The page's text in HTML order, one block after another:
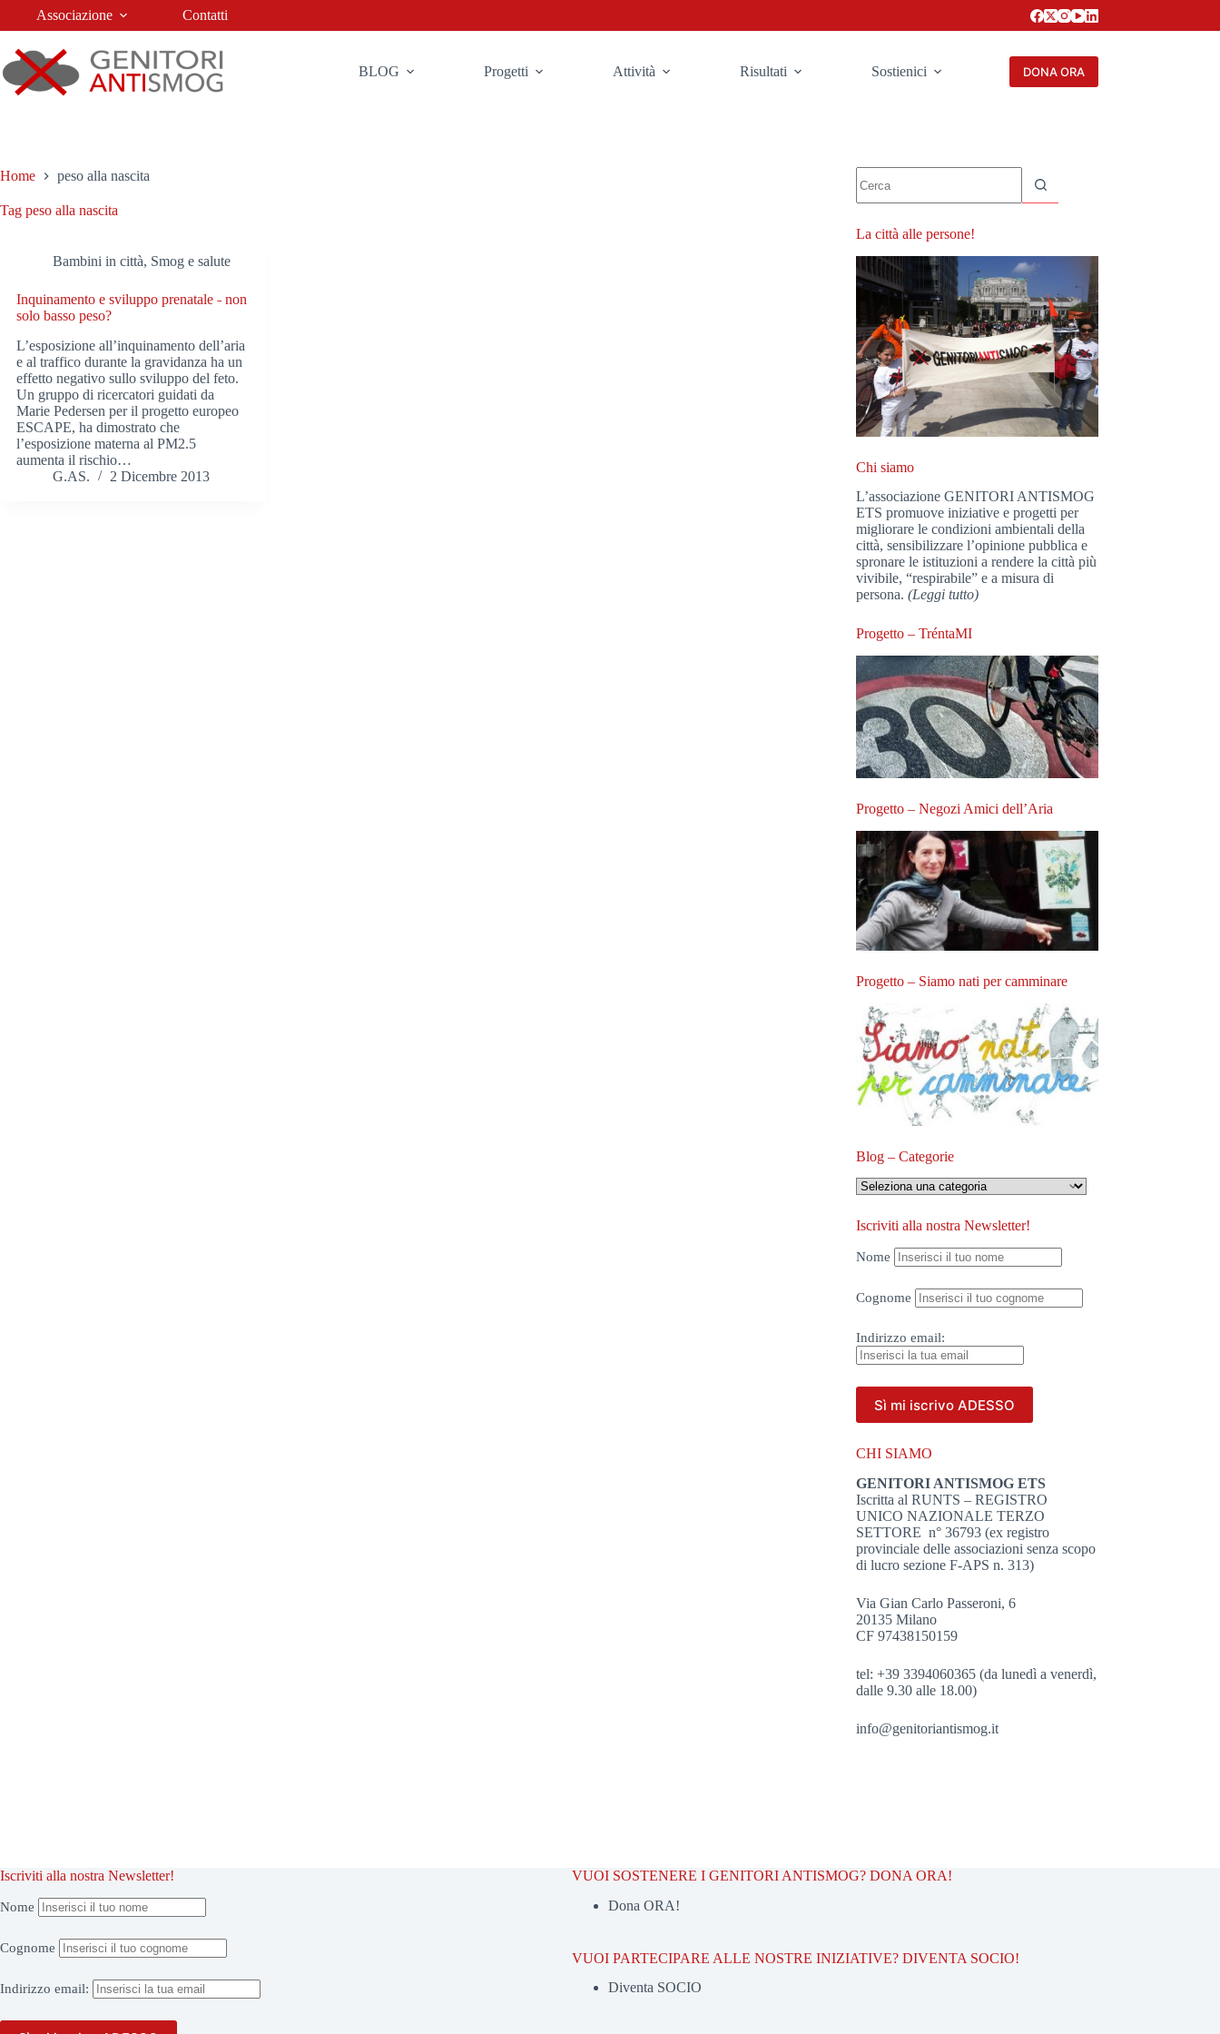
Associazione Contatti
BLOG Progetti Attività Risultati Sostienici DONA ORA
Home peso alla nascita
Tag peso alla nascita
Bambini in città, Smog e salute
Inquinamento e sviluppo prenatale ˗ non
solo basso peso?
L’esposizione all’inquinamento dell’aria
e al traffico durante la gravidanza ha un
effetto negativo sullo sviluppo del feto.
Un gruppo di ricercatori guidati da
Marie Pedersen per il progetto europeo
ESCAPE, ha dimostrato che
l’esposizione materna al PM2.5
aumenta il rischio…
G.AS.
2 Dicembre 2013
risultato
La città alle persone!
Chi siamo
L’associazione GENITORI ANTISMOG
ETS promuove iniziative e progetti per
migliorare le condizioni ambientali della
città, sensibilizzare l’opinione pubblica e
spronare le istituzioni a rendere la città più
vivibile, “respirabile” e a misura di
persona.(Leggi tutto)
Progetto – TréntaMI
Progetto – Negozi Amici dell’Aria
Progetto – Siamo nati per camminare
Blog – Categorie
Blog
–
Iscriviti alla nostra Newsletter!
Nome
Cognome
Indirizzo email:
CHI SIAMO
GENITORI ANTISMOG ETS
Iscritta al RUNTS – REGISTRO
UNICO NAZIONALE TERZO
SETTORE n° 36793 (ex registro
provinciale delle associazioni senza scopo
di lucro sezione F-APS n. 313)
Via Gian Carlo Passeroni, 6
20135 Milano
CF 97438150159
tel: +39 3394060365 (da lunedì a venerdì,
dalle 9.30 alle 18.00)
info@genitoriantismog.it
Iscriviti alla nostra Newsletter!
Nome
Cognome
Indirizzo email:
VUOI SOSTENERE I GENITORI ANTISMOG? DONA ORA!
Dona ORA!
VUOI PARTECIPARE ALLE NOSTRE INIZIATIVE? DIVENTA SOCIO!
Diventa SOCIO